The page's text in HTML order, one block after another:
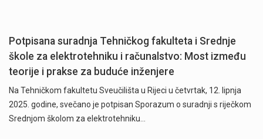
Potpisana suradnja Tehničkog fakulteta i Srednje
škole za elektrotehniku i računalstvo: Most između
teorije i prakse za buduće inženjere
Na Tehničkom fakultetu Sveučilišta u Rijeci u četvrtak, 12. lipnja
2025. godine, svečano je potpisan Sporazum o suradnji s riječkom
Srednjom školom za elektrotehniku…